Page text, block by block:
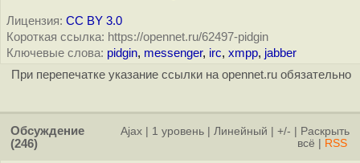
Лицензия: CC BY 3.0
Короткая ссылка: https://opennet.ru/62497-pidgin
Ключевые слова: pidgin, messenger, irc, xmpp, jabber
При перепечатке указание ссылки на opennet.ru обязательно
Обсуждение
(246)
Ajax 1 уровень Линейный +/-
Раскрыть
всё
RSS